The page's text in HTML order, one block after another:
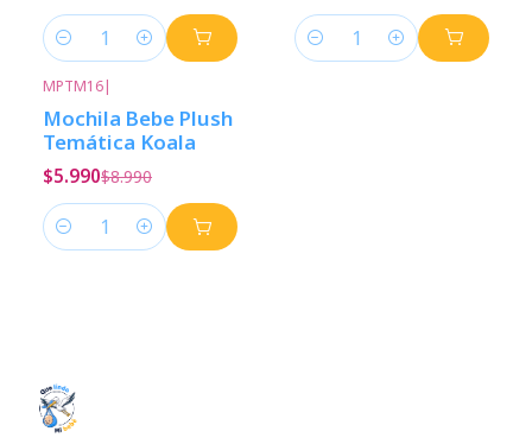
Cantidad Cantidad
MPTM16|
Mochila Bebe Plush
Temática Koala
$5.990$8.990
Cantidad